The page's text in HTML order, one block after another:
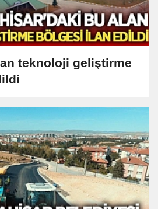
teknoloji geliştirme